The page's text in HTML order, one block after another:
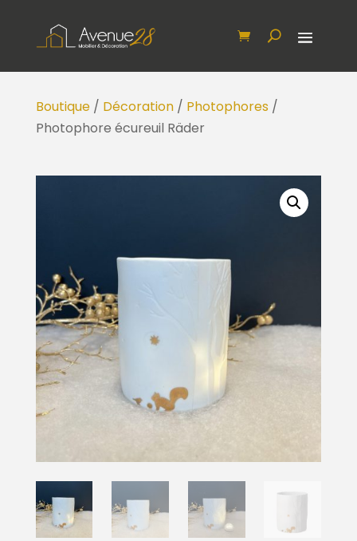
Boutique/ Décoration/ Photophores/
Photophore écureuil Räder